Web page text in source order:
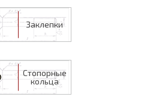
Заклепки
Стопорные
кольца